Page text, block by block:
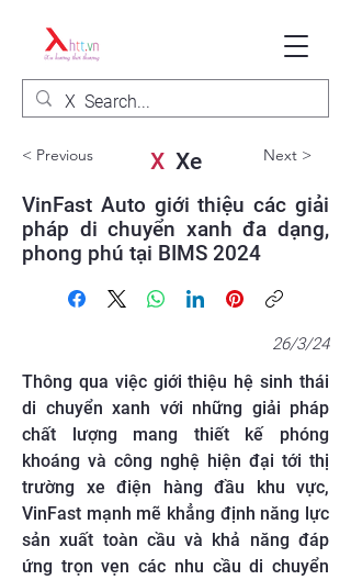
< Previous XXe Next >
VinFast Auto giới thiệu các giải
pháp di chuyển xanh đa dạng,
phong phú tại BIMS 2024
26/3/24
Thông qua việc giới thiệu hệ sinh thái
di chuyển xanh với những giải pháp
chất lượng mang thiết kế phóng
khoáng và công nghệ hiện đại tới thị
trường xe điện hàng đầu khu vực,
VinFast mạnh mẽ khẳng định năng lực
sản xuất toàn cầu và khả năng đáp
ứng trọn vẹn các nhu cầu di chuyển